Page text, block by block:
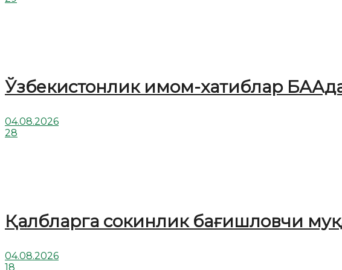
Ўзбекистонлик имом-хатиблар
04.08.2026
28
Қалбларга сокинлик бағишловчи
04.08.2026
18